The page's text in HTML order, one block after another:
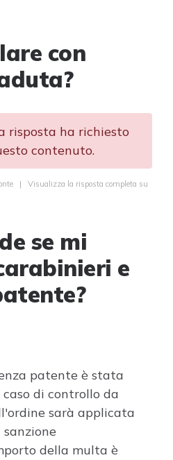
con
risposta ha richiesto
contenuto.
| Visualizza la risposta completa su
se mi
e
patente è stata
di controllo da
sarà applicata
della multa è